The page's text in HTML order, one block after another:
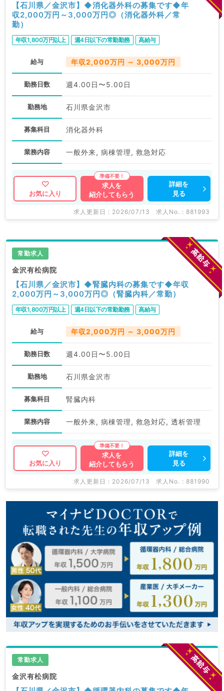
【石川県／金沢市】◆消化器外科の募集です◆年
収2,000万円～3,000万円◎（消化器外科／常
勤）
年収1,800万円以上 週4日以下の常勤勤務 高給与
給与 年収2,000万円 ～ 3,000万円
勤務日数 週4.00日〜5.00日
勤務地 石川県金沢市
募集科目 消化器外科
業務内容 一般外来, 病棟管理, 救急対応
お気に入り
求人を
紹介してもらう
詳細を
見る
求人更新日 : 2026/07/13 求人No. : 881993
常勤求人
金沢有松病院
【石川県／金沢市】◆腎臓内科の募集です◆年収
2,000万円～3,000万円◎（腎臓内科／常勤）
年収1,800万円以上 週4日以下の常勤勤務 高給与
給与 年収2,000万円 ～ 3,000万円
勤務日数 週4.00日〜5.00日
勤務地 石川県金沢市
募集科目 腎臓内科
業務内容 一般外来, 病棟管理, 救急対応, 透析管理
お気に入り
求人を
紹介してもらう
詳細を
見る
求人更新日 : 2026/07/13 求人No. : 881990
常勤求人
金沢有松病院